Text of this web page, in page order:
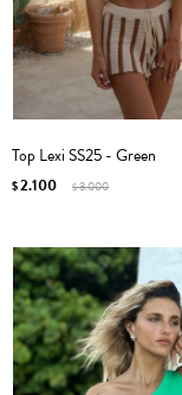
Top Lexi SS25 - Green
$2.100 $3.000